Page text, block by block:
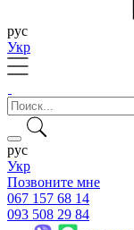
рус
Укр
рус
Укр
Позвоните мне
067 157 68 14
093 508 29 84